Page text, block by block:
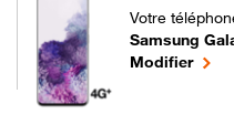
Votre
Samsung
pour votre
Modifierle